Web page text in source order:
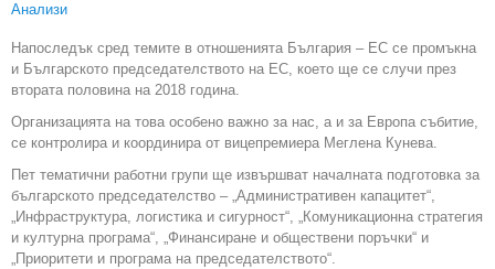
Анализи
Напоследък сред темите в отношенията България – ЕС се промъкна
и Българското председателството на ЕС, което ще се случи през
втората половина на 2018 година.
Организацията на това особено важно за нас, а и за Европа събитие,
се контролира и координира от вицепремиера Меглена Кунева.
Пет тематични работни групи ще извършват началната подготовка за
българското председателство – „Административен капацитет“,
„Инфраструктура, логистика и сигурност“, „Комуникационна стратегия
и културна програма“, „Финансиране и обществени поръчки“ и
„Приоритети и програма на председателството“.